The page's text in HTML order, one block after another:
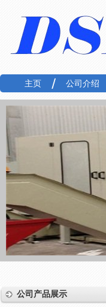
主页 公司介绍
公司产品展示